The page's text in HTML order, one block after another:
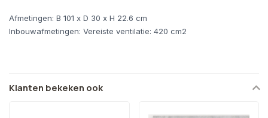
Afmetingen: B 101 x D 30 x H 22.6 cm
Inbouwafmetingen: Vereiste ventilatie: 420 cm2
Klanten bekeken ook